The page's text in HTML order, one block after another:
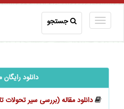
جستجو
دانلود رایگان
دانلود مقاله (بررسی سیر تحولات